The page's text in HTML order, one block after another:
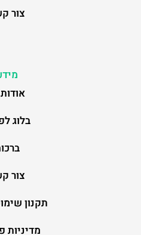
צור
בלוג
צור
תקנון
מדיניות